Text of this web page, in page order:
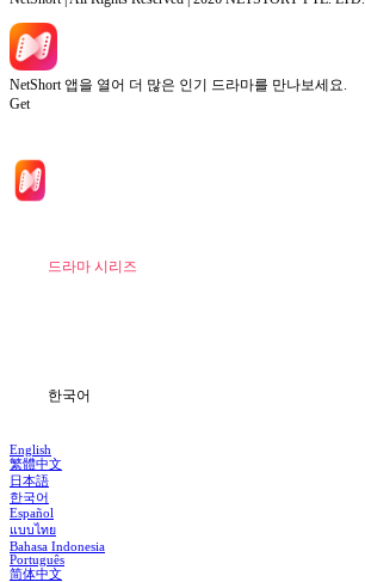
NetShort 앱을 열어 더 많은 인기 드라마를 만나보세요.
Get
드라마 시리즈
한국어
English
繁體中文
日本語
한국어
Español
แบบไทย
Bahasa Indonesia
Português
简体中文